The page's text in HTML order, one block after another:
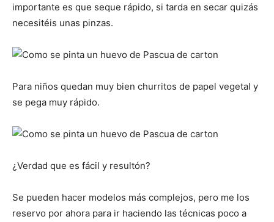
importante es que seque rápido, si tarda en secar quizás
necesitéis unas pinzas.
Para niños quedan muy bien churritos de papel vegetal y
se pega muy rápido.
¿Verdad que es fácil y resultón?
Se pueden hacer modelos más complejos, pero me los
reservo por ahora para ir haciendo las técnicas poco a